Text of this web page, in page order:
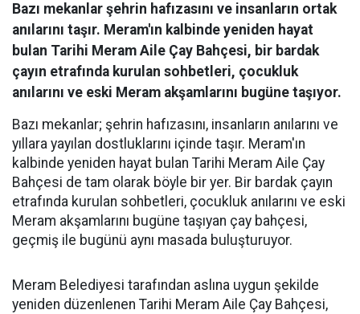
Bazı mekanlar şehrin hafızasını ve insanların ortak
anılarını taşır. Meram'ın kalbinde yeniden hayat
bulan Tarihi Meram Aile Çay Bahçesi, bir bardak
çayın etrafında kurulan sohbetleri, çocukluk
anılarını ve eski Meram akşamlarını bugüne taşıyor.
Bazı mekanlar; şehrin hafızasını, insanların anılarını ve
yıllara yayılan dostluklarını içinde taşır. Meram'ın
kalbinde yeniden hayat bulan Tarihi Meram Aile Çay
Bahçesi de tam olarak böyle bir yer. Bir bardak çayın
etrafında kurulan sohbetleri, çocukluk anılarını ve eski
Meram akşamlarını bugüne taşıyan çay bahçesi,
geçmiş ile bugünü aynı masada buluşturuyor.
Meram Belediyesi tarafından aslına uygun şekilde
yeniden düzenlenen Tarihi Meram Aile Çay Bahçesi,